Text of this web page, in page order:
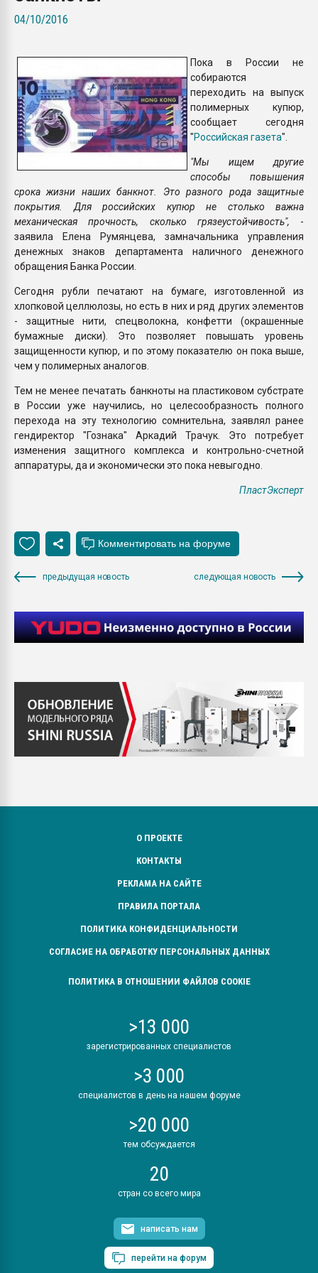
ПЕРЕЙТИ НА
04/10/2016
Пока в России не
собираются
переходить на выпуск
полимерных купюр,
сообщает сегодня
"Российская газета".
"Мы ищем другие
способы повышения
срока жизни наших банкнот. Это разного рода защитные
покрытия. Для российских купюр не столько важна
механическая прочность, сколько грязеустойчивость", -
заявила Елена Румянцева, замначальника управления
денежных знаков департамента наличного денежного
обращения Банка России.
Сегодня рубли печатают на бумаге, изготовленной из
хлопковой целлюлозы, но есть в них и ряд других элементов
- защитные нити, спецволокна, конфетти (окрашенные
бумажные диски). Это позволяет повышать уровень
защищенности купюр, и по этому показателю он пока выше,
чем у полимерных аналогов.
Тем не менее печатать банкноты на пластиковом субстрате
в России уже научились, но целесообразность полного
перехода на эту технологию сомнительна, заявлял ранее
гендиректор "Гознака" Аркадий Трачук. Это потребует
изменения защитного комплекса и контрольно-счетной
аппаратуры, да и экономически это пока невыгодно.
ПластЭксперт
предыдущая новость следующая новость
О ПРОЕКТЕ
КОНТАКТЫ
РЕКЛАМА НА САЙТЕ
ПРАВИЛА ПОРТАЛА
ПОЛИТИКА КОНФИДЕНЦИАЛЬНОСТИ
СОГЛАСИЕ НА ОБРАБОТКУ ПЕРСОНАЛЬНЫХ ДАННЫХ
ПОЛИТИКА В ОТНОШЕНИИ ФАЙЛОВ COOKIE
>13 000
зарегистрированных специалистов
>3 000
специалистов в день на нашем форуме
>20 000
тем обсуждается
20
стран со всего мира
написать нам
перейти на форум